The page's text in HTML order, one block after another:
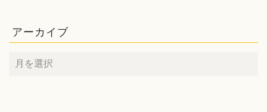
アーカイブ
ア
ー